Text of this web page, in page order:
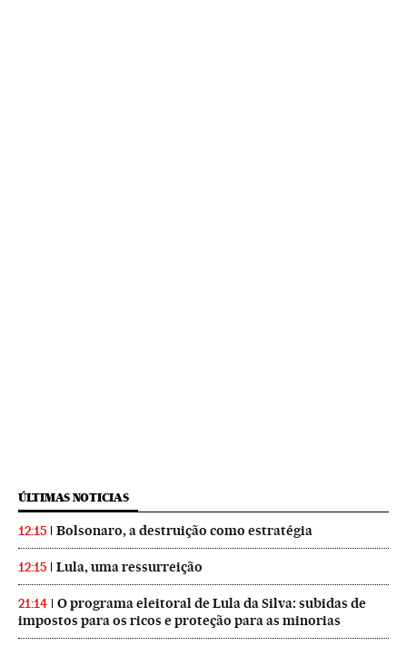
ÚLTIMAS NOTICIAS
12:15 Bolsonaro, a destruição como estratégia
12:15 Lula, uma ressurreição
21:14
O programa eleitoral de Lula da Silva: subidas de
impostos para os ricos e proteção para as minorias